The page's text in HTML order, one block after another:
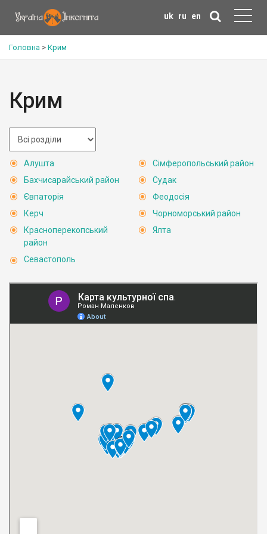
uk ru en
Головна > Крим
Крим
Алушта
Бахчисарайський район
Євпаторія
Керч
Красноперекопський
район
Севастополь
Сімферопольський район
Судак
Феодосія
Чорноморський район
Ялта